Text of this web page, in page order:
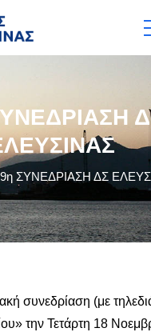
περιεχόμενο
ΣΥΝΕΔΡΙΑΣΗ ΔΣ
συνεδρίαση (με
την Τετάρτη 18